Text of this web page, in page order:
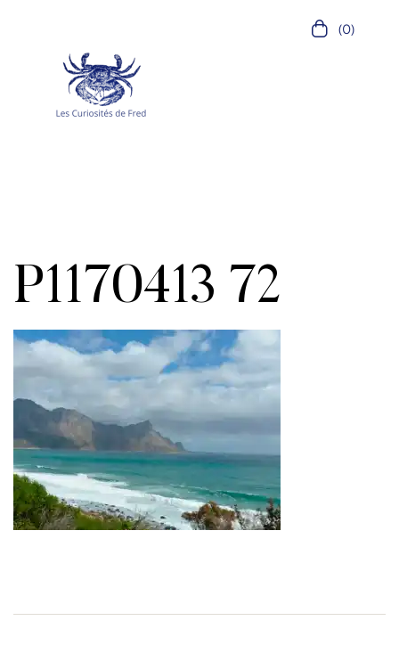
(0)
P1170413 72